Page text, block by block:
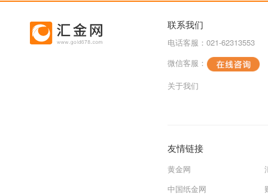
联系我们
电话客服：021-62313553
微信客服：
关于我们
友情链接
黄金网
中国纸金网